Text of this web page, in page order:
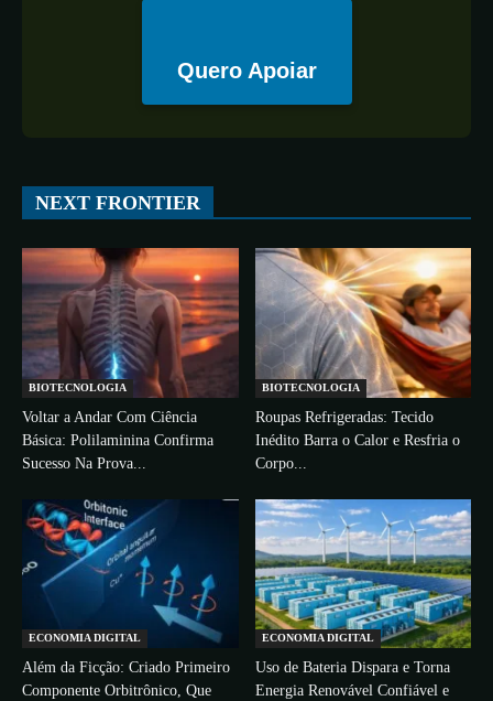
Quero Apoiar
NEXT FRONTIER
BIOTECNOLOGIA
Voltar a Andar Com Ciência
Básica: Polilaminina Confirma
Sucesso Na Prova...
BIOTECNOLOGIA
Roupas Refrigeradas: Tecido
Inédito Barra o Calor e Resfria o
Corpo...
ECONOMIA DIGITAL
Além da Ficção: Criado Primeiro
Componente Orbitrônico, Que
ECONOMIA DIGITAL
Uso de Bateria Dispara e Torna
Energia Renovável Confiável e